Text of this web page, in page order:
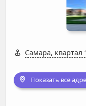
Самара, квартал
Показать все